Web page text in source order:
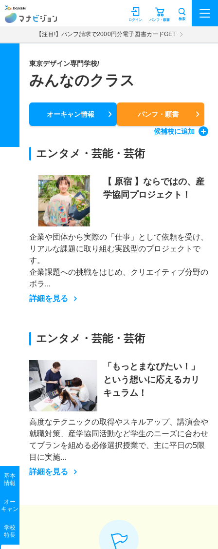
マナビジョン パンフ・願書
ログイン 検索
【注目!】パンフ請求で2000円分電子図書カードGET
東京デザイン専門学校/
みんなのクラス
オーキャン情報 パンフ・願書
候補校に追加
基本
情報
オー
キャン
学校
特長
エンタメ・芸能・芸術
【 原宿 】ならではの、産
学協同プロジェクト！
企業や団体から実際の「仕事」として依頼を受け、
リアルな課題に取り組む実践型のプロジェクトで
す。
企業課題への挑戦をはじめ、クリエイティブ分野の
ボラ...
詳細を見る
エンタメ・芸能・芸術
「もっとまなびたい！」
という想いに応えるカリ
キュラム！
高度なテクニックの取得やスキルアップ、講演会や
就職対策、産学協同活動など学生のニーズに合わせ
てプランを組める必修選択授業で、主に平日の5限
目に実施...
詳細を見る